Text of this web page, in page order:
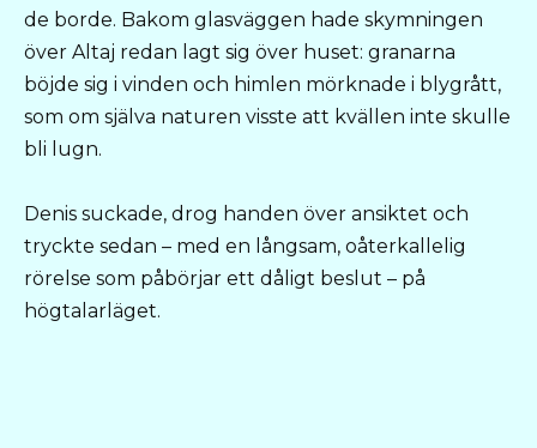
de borde. Bakom glasväggen hade skymningen
över Altaj redan lagt sig över huset: granarna
böjde sig i vinden och himlen mörknade i blygrått,
som om själva naturen visste att kvällen inte skulle
bli lugn.
Denis suckade, drog handen över ansiktet och
tryckte sedan – med en långsam, oåterkallelig
rörelse som påbörjar ett dåligt beslut – på
högtalarläget.